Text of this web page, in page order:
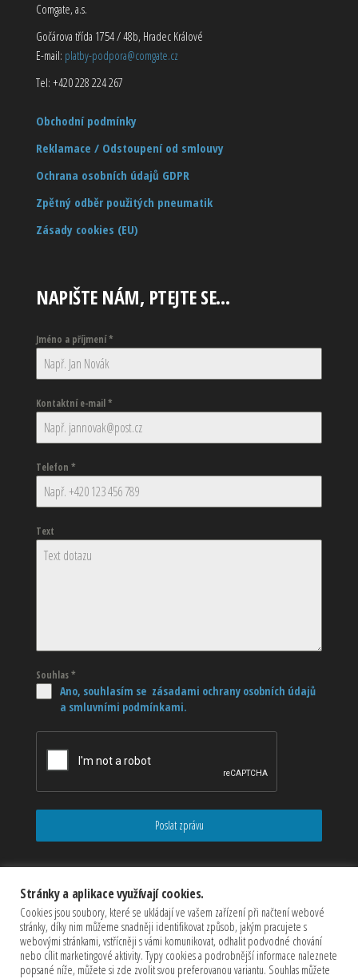
Comgate, a.s.
Gočárova třída 1754 / 48b, Hradec Králové
E-mail: platby-podpora@comgate.cz
Tel: +420 228 224 267
Obchodní podmínky
Reklamace / Odstoupení od smlouvy
Ochrana osobních údajů GDPR
Zpětný odběr použitých pneumatik
Zásady cookies (EU)
NAPIŠTE NÁM, PTEJTE SE…
Jméno a příjmení*
Kontaktní e-mail*
Telefon *
Text
Souhlas*
Ano, souhlasím se zásadami ochrany osobních údajů
a smluvními podmínkami.
Poslat zprávu
Stránky a aplikace využívají cookies.
Cookies jsou soubory, které se ukládají ve vašem zařízení při načtení webové
stránky, díky nim můžeme snadněji identifikovat způsob, jakým pracujete s
webovými stránkami, vstřícněji s vámi komunikovat, odhalit podvodné chování
nebo cílit marketingové aktivity. Typy cookies a podrobnější informace naleznete
popsané níže, můžete si zde zvolit svou preferovanou variantu. Souhlas můžete